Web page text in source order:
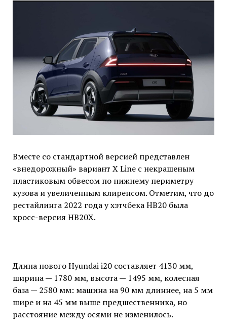
Вместе со стандартной версией представлен
«внедорожный» вариант X Line с некрашеным
пластиковым обвесом по нижнему периметру
кузова и увеличенным клиренсом. Отметим, что до
рестайлинга 2022 года у хэтчбека HB20 была
кросс-версия HB20X.
Длина нового Hyundai i20 составляет 4130 мм,
ширина — 1780 мм, высота — 1495 мм, колесная
база — 2580 мм: машина на 90 мм длиннее, на 5 мм
шире и на 45 мм выше предшественника, но
расстояние между осями не изменилось.